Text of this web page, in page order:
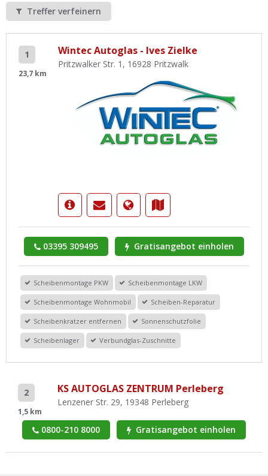
Treffer verfeinern
1
23,7 km
Wintec Autoglas - Ives Zielke
Pritzwalker Str. 1, 16928 Pritzwalk
03395 309495 Gratisangebot einholen
Scheibenmontage PKW Scheibenmontage LKW
Scheibenmontage Wohnmobil Scheiben-Reparatur
Scheibenkratzer entfernen Sonnenschutzfolie
Scheibenlager Verbundglas-Zuschnitte
2
1,5 km
KS AUTOGLAS ZENTRUM Perleberg
Lenzener Str. 29, 19348 Perleberg
0800-210 8000 Gratisangebot einholen